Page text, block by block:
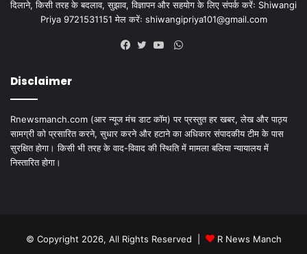
दिलाने, किसी तरह के बदलाव, सुझाव, विज्ञापन और सहयोग के लिए संपर्क करेंः Shiwangi
Priya 9721531151 मेल करेंः shiwangipriya101@gmail.com
WhatsApp
Disclaimer
Rnewsmanch.com (आर न्यूज मंच डाट काॅम) पर प्रस्तुत हर खबर, लेख और पाठ्य
सामग्री को प्रसारित करने, सुधार करने और हटाने का अधिकार संपादकीय टीम के पास
सुरक्षित होगा। किसी भी तरह के वाद-विवाद की स्थिति में मामला बलिया न्यायालय में
निस्तारित होगा।
© Copyright 2026, All Rights Reserved | R News Manch